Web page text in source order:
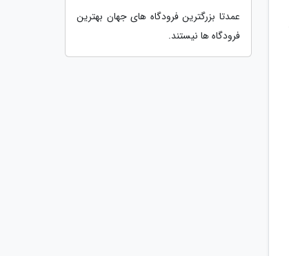
عمدتا بزرگترین فرودگاه های جهان بهترین
فرودگاه ها نیستند.